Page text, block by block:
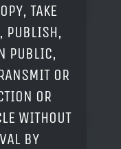
TAKE
PUBLISH,
PUBLIC,
OR
OR
WITHOUT
BY